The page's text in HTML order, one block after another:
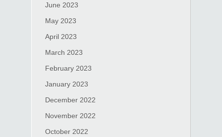
June 2023
May 2023
April 2023
March 2023
February 2023
January 2023
December 2022
November 2022
October 2022